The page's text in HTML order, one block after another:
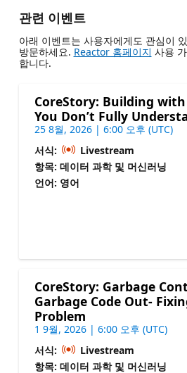
관련 이벤트
아래 이벤트는 사용자에게도 관심이
방문하세요. Reactor 홈페이지 사용
합니다.
CoreStory: Building
You Don’t Fully
25 8월, 2026 | 6:00 오후 (UTC)
서식:
Livestream
항목: 데이터 과학 및 머신러닝
언어: 영어
CoreStory: Garbage
Garbage Code Out-
Problem
1 9월, 2026 | 6:00 오후 (UTC)
서식:
Livestream
항목: 데이터 과학 및 머신러닝